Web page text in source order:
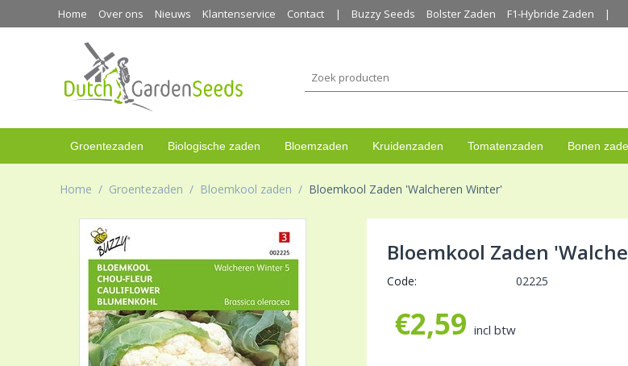
Home Over ons Nieuws Klantenservice Contact Buzzy Seeds Bolster Zaden F1-Hybride Zaden
Groentezaden Biologische zaden Bloemzaden Kruidenzaden Tomatenzaden Bonen
Home / Groentezaden / Bloemkool zaden / Bloemkool Zaden 'Walcheren Winter'
Bloemkool Zaden
Code: 02225
€2,59 incl btw